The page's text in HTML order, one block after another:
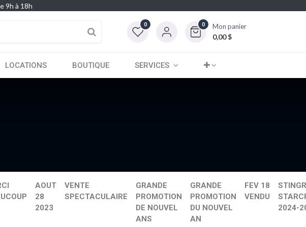
9h à 18h
0 0 Mon panier
0,00$
LOCATIONS BOUTIQUE SERVICES
AOUT
28
2023
VENTE
SPECTACULAIRE
GRANDE
PROMOTION
DE NOUVEL
ANS
GRANDE
PROMOTION
DU NOUVEL
AN
FEV 18
VENDU
2024-